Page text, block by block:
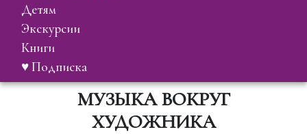
детям
экскурсии
книги
♥ Подписка
МУЗЫКА ВОКРУГ
ХУДОЖНИКА